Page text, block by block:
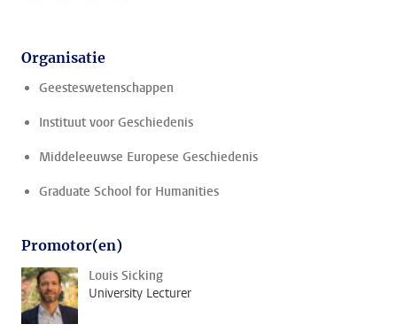
Organisatie
Geesteswetenschappen
Instituut voor Geschiedenis
Middeleeuwse Europese Geschiedenis
Graduate School for Humanities
Promotor(en)
Louis Sicking
University Lecturer